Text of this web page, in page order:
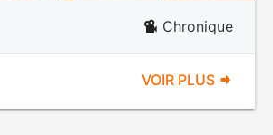
Chronique
VOIR PLUS